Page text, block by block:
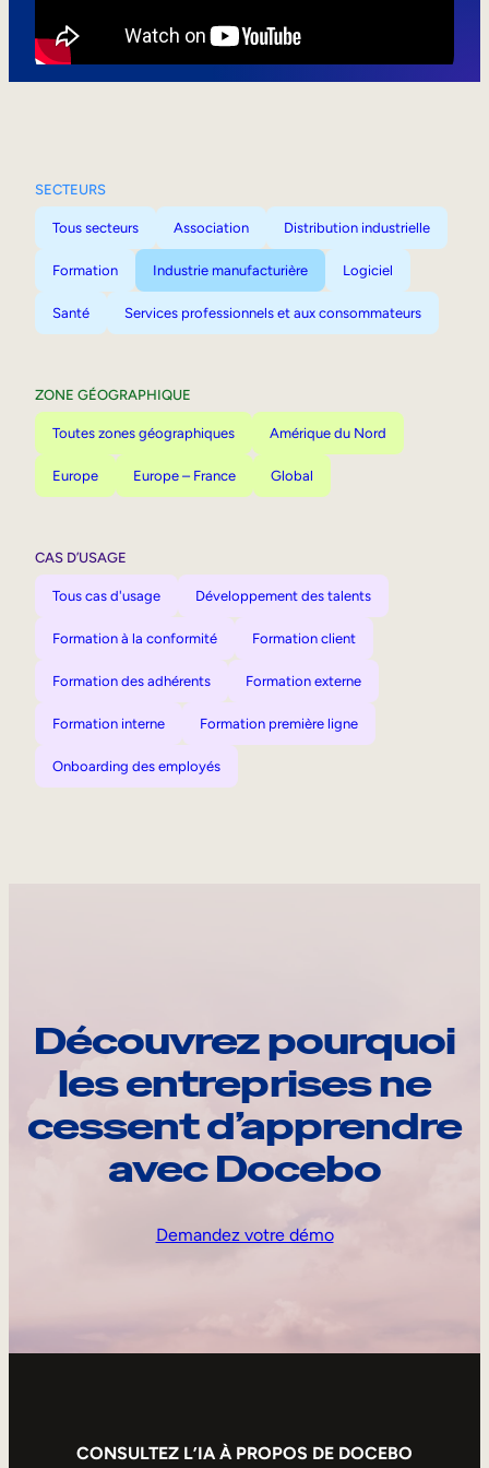
SECTEURS
Tous secteurs Association Distribution industrielle
Formation Industrie manufacturière Logiciel
Santé Services professionnels et aux consommateurs
ZONE GÉOGRAPHIQUE
Toutes zones géographiques Amérique du Nord
Europe Europe – France Global
CAS D’USAGE
Tous cas d'usage Développement des talents
Formation à la conformité Formation client
Formation des adhérents Formation externe
Formation interne Formation première ligne
Onboarding des employés
Découvrez pourquoi
les entreprises ne
cessent d’apprendre
avec Docebo
Demandez votre démo
CONSULTEZ L’IA À PROPOS DE DOCEBO